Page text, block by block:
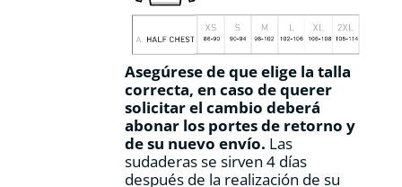
Asegúrese de que elige la talla
correcta, en caso de querer
solicitar el cambio deberá
abonar los portes de retorno y
de su nuevo envío. Las
sudaderas se sirven 4 días
después de la realización de su